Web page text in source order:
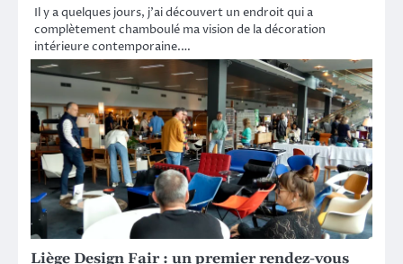
Il y a quelques jours, j’ai découvert un endroit qui a
complètement chamboulé ma vision de la décoration
intérieure contemporaine.…
Liège Design Fair : un premier rendez-vous